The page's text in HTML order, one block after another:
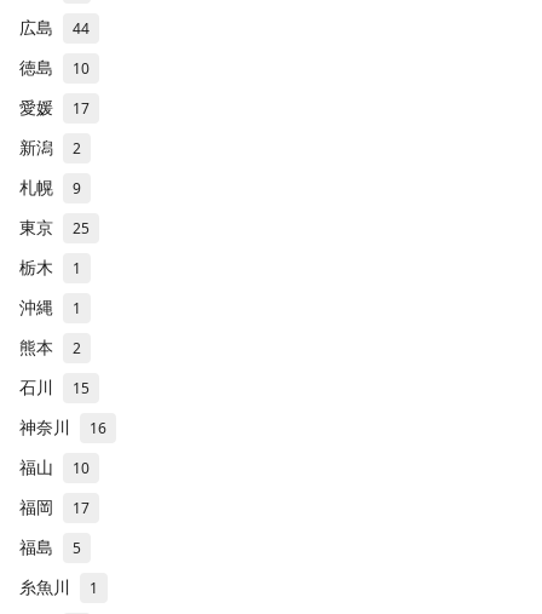
広島 44
徳島 10
愛媛 17
新潟 2
札幌 9
東京 25
栃木 1
沖縄 1
熊本 2
石川 15
神奈川 16
福山 10
福岡 17
福島 5
糸魚川 1